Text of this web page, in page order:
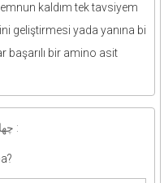
kaldım tek tavsiyem
geliştirmesi yada yanına bi
başarılı bir amino asit
omar alkhatib - چهارشنبه 21 آبان 1399 :